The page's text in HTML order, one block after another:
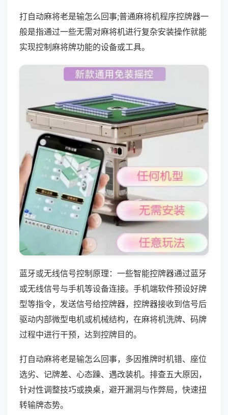
打自动麻将老是输怎么回事;普通麻将机程序控牌器一
般是指通过一些无需对麻将机进行复杂安装操作就能
实现控制麻将牌功能的设备或工具。
蓝牙或无线信号控制原理：一些智能控牌器通过蓝牙
或无线信号与手机等设备连接。手机端软件预设好牌
型等指令，发送信号给控牌器，控牌器接收到信号后
驱动内部微型电机或机械结构，在麻将机洗牌、码牌
过程中进行干预，达到控牌目的。
打自动麻将老是输怎么回事，多因推牌时机错、座位
选劣、记牌差、心态躁、遇改装机。排查五大原因，
针对性调整技巧或换桌，避开漏洞与作弊局，快速扭
转输牌态势。